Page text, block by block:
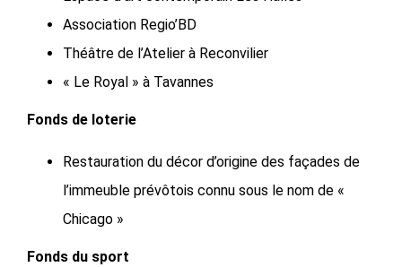
Association Regio’BD
Théâtre de l’Atelier à Reconvilier
« Le Royal » à Tavannes
Fonds de loterie
Restauration du décor d’origine des façades de
l’immeuble prévôtois connu sous le nom de «
Chicago »
Fonds du sport